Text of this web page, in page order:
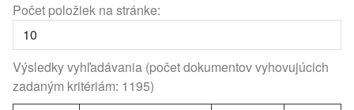
Počet položiek na stránke:
Výsledky vyhľadávania (počet dokumentov vyhovujúcich
zadaným kritériám: 1195)